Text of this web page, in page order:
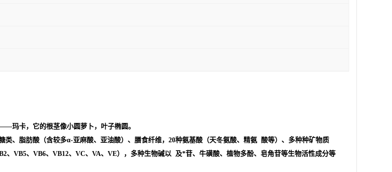
玛卡，它的根茎像小圆萝卜，叶子椭圆。
类、脂肪酸（含较多α-亚麻酸、亚油酸）、膳食纤维，20种氨基酸（天冬氨酸、精氨 酸等）、多种种矿物质
、VB5、VB6、VB12、VC、VA、VE），多种生物碱以 及*苷、牛磺酸、植物多酚、皂角苷等生物活性成分等